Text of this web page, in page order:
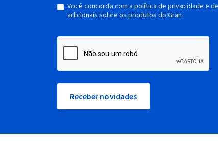
Você concorda com a política de privacidade e
adicionais sobre os produtos do Gran.
Receber novidades